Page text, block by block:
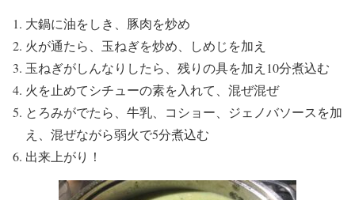
大鍋に油をしき、豚肉を炒め
火が通たら、玉ねぎを炒め、しめじを加え
玉ねぎがしんなりしたら、残りの具を加え10分煮込む
火を止めてシチューの素を入れて、混ぜ混ぜ
とろみがでたら、牛乳、コショー、ジェノバソースを加
え、混ぜながら弱火で5分煮込む
出来上がり！